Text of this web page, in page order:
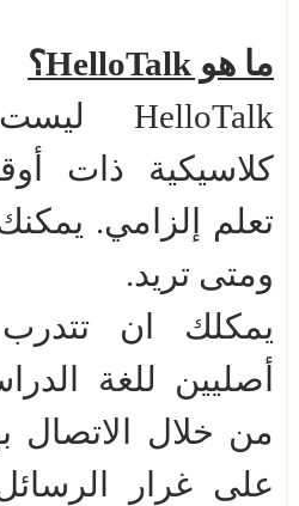
ما هو HelloTalk؟
HelloTalk
كلاسيكية ذات
تعلم إلزامي.
ومتى تريد.
يمكلك ان
أصليين للغة
من خلال الاتصال
على غرار الرسائل